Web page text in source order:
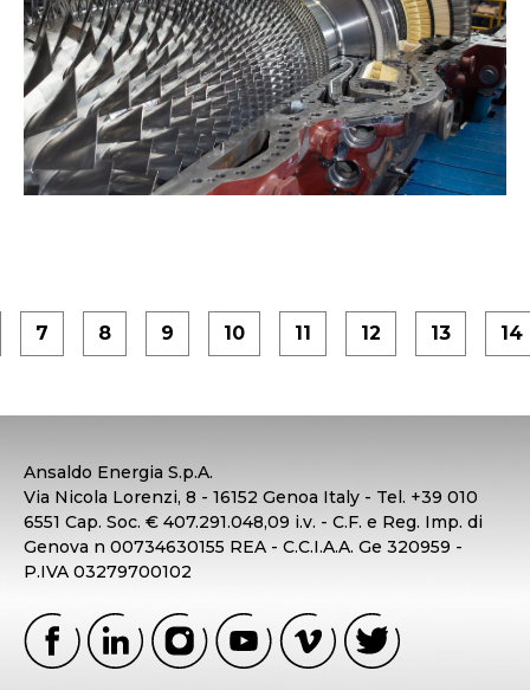
7 8 9 10 11 12 13 14
Ansaldo Energia S.p.A.
Via Nicola Lorenzi, 8 - 16152 Genoa Italy - Tel. +39 010
6551 Cap. Soc. € 407.291.048,09 i.v. - C.F. e Reg. Imp. di
Genova n 00734630155 REA - C.C.I.A.A. Ge 320959 -
P.IVA 03279700102